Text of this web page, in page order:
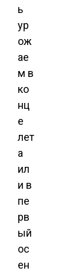
ь
ур
ож
ае
м в
ко
нц
е
лет
а
ил
и в
пе
рв
ый
ос
ен